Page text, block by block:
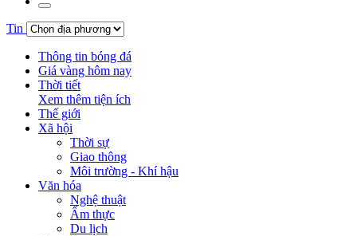
Tin
Thông tin bóng đá
Giá vàng hôm nay
Thời tiết
Xem thêm tiện ích
Thế giới
Xã hội
Thời sự
Giao thông
Môi trường - Khí hậu
Văn hóa
Nghệ thuật
Ẩm thực
Du lịch